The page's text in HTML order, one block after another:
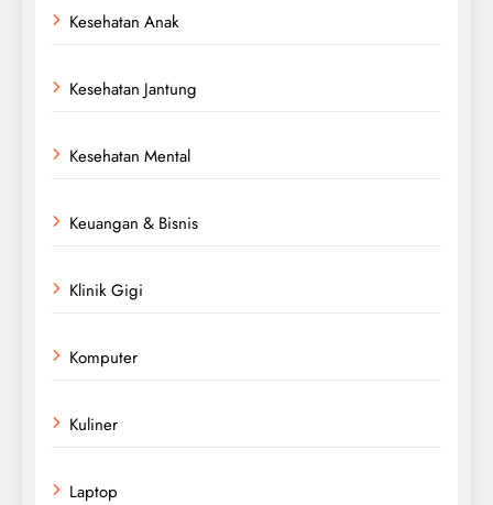
Kesehatan Anak
Kesehatan Jantung
Kesehatan Mental
Keuangan & Bisnis
Klinik Gigi
Komputer
Kuliner
Laptop